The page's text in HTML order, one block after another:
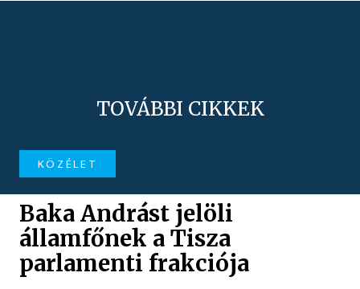
TOVÁBBI CIKKEK
KÖZÉLET
Baka Andrást jelöli
államfőnek a Tisza
parlamenti frakciója